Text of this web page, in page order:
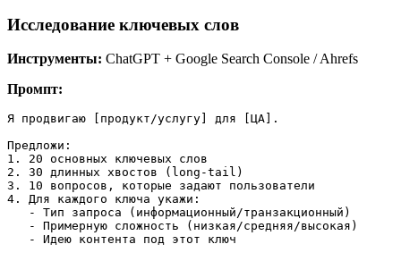
Исследование ключевых слов
Инструменты: ChatGPT + Google Search Console / Ahrefs
Промпт:
Я продвигаю [продукт/услугу] для [ЦА].
Предложи:
1. 20 основных ключевых слов
2. 30 длинных хвостов (long-tail)
3. 10 вопросов, которые задают пользователи
4. Для каждого ключа укажи:
   - Тип запроса (информационный/транзакционный)
   - Примерную сложность (низкая/средняя/высокая)